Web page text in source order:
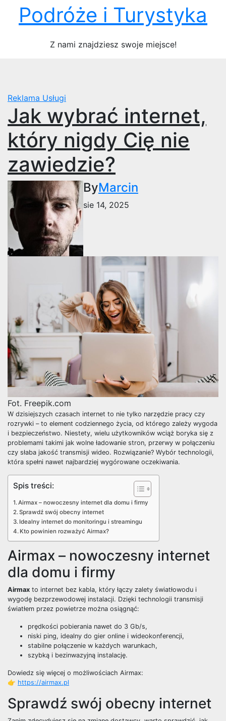
Podróże i Turystyka
Z nami znajdziesz swoje miejsce!
Reklama Usługi
Jak wybrać internet,
który nigdy Cię nie
zawiedzie?
ByMarcin
sie 14, 2025
Fot. Freepik.com
W dzisiejszych czasach internet to nie tylko narzędzie pracy czy
rozrywki – to element codziennego życia, od którego zależy wygoda
i bezpieczeństwo. Niestety, wielu użytkowników wciąż boryka się z
problemami takimi jak wolne ładowanie stron, przerwy w połączeniu
czy słaba jakość transmisji wideo. Rozwiązanie? Wybór technologii,
która spełni nawet najbardziej wygórowane oczekiwania.
Spis treści:
Airmax – nowoczesny internet dla domu i firmy
Sprawdź swój obecny internet
Idealny internet do monitoringu i streamingu
Kto powinien rozważyć Airmax?
Airmax – nowoczesny internet
dla domu i firmy
Airmax to internet bez kabla, który łączy zalety światłowodu i
wygodę bezprzewodowej instalacji. Dzięki technologii transmisji
światłem przez powietrze można osiągnąć:
prędkości pobierania nawet do 3 Gb/s,
niski ping, idealny do gier online i wideokonferencji,
stabilne połączenie w każdych warunkach,
szybką i bezinwazyjną instalację.
Dowiedz się więcej o możliwościach Airmax:
👉 https://airmax.pl
Sprawdź swój obecny internet